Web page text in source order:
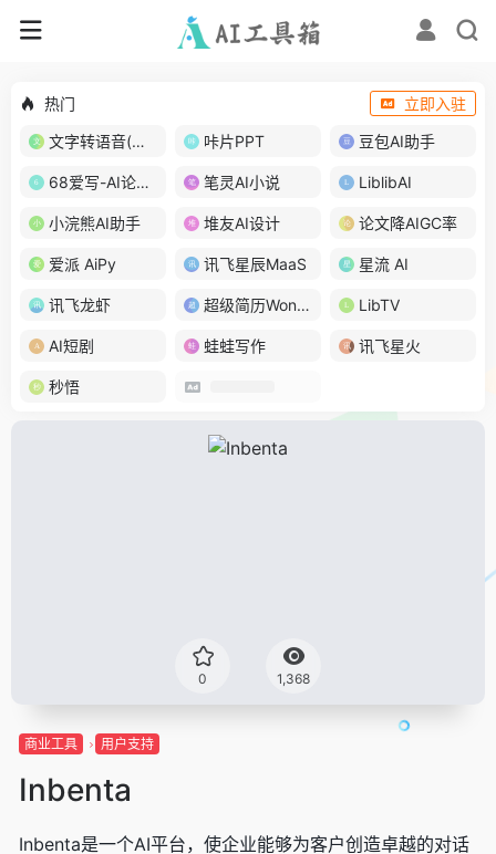
热门
立即入驻
文字转语音(琅琅配音)
咔片PPT 豆包AI助手
68爱写-AI论文写作 笔灵AI小说 LiblibAI
小浣熊AI助手 堆友AI设计 论文降AIGC率
爱派 AiPy 讯飞星辰MaaS 星流 AI
讯飞龙虾 超级简历WonderCV LibTV
AI短剧 蛙蛙写作 讯飞星火
秒悟
0 1,368
商业工具 用户支持
Inbenta
Inbenta是一个AI平台，使企业能够为客户创造卓越的对话